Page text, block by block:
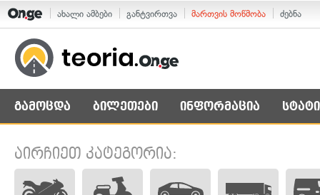
ახალი ამბები განტვირთვა მართვის მოწმობა ძებნა
გამოცდა ბილეთები ინფორმაცია
აირჩიეთ კატეგორია: